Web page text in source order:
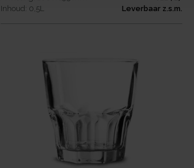
Inhoud: 0,5L
Leverbaar z.s.m.